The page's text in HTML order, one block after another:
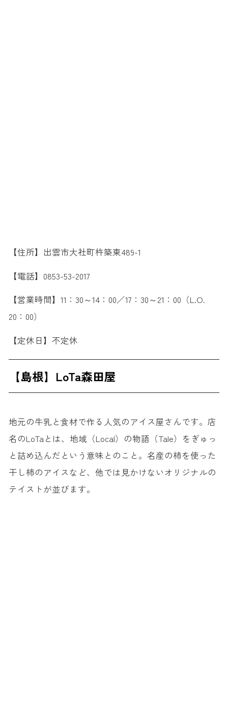
【住所】出雲市大社町杵築東489-1
【電話】0853-53-2017
【営業時間】11：30～14：00／17：30～21：00（L.O.
20：00）
【定休日】不定休
【島根】LoTa森田屋
地元の牛乳と食材で作る人気のアイス屋さんです。店
名のLoTaとは、地域（Local）の物語（Tale）をぎゅっ
と詰め込んだという意味とのこと。名産の柿を使った
干し柿のアイスなど、他では見かけないオリジナルの
テイストが並びます。